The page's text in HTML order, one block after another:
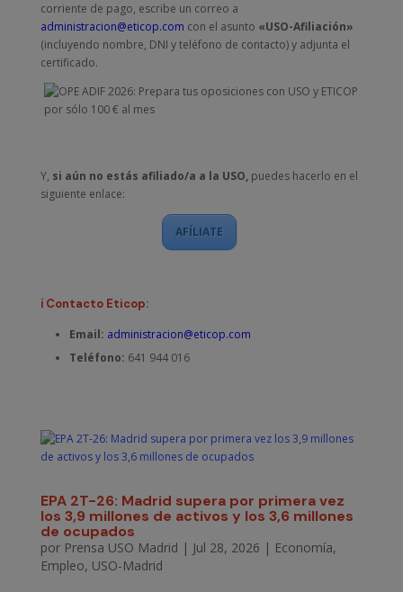
corriente de pago, escribe un correo a
administracion@eticop.com con el asunto «USO-Afiliación»
(incluyendo nombre, DNI y teléfono de contacto) y adjunta el
certificado.
Y, si aún no estás afiliado/a a la USO,puedes hacerlo en el
siguiente enlace:
AFÍLIATE
ℹ️ Contacto Eticop:
Email: administracion@eticop.com
Teléfono: 641 944 016
EPA 2T-26: Madrid supera por primera vez
los 3,9 millones de activos y los 3,6 millones
de ocupados
por Prensa USO Madrid | Jul 28, 2026 | Economía,
Empleo, USO-Madrid